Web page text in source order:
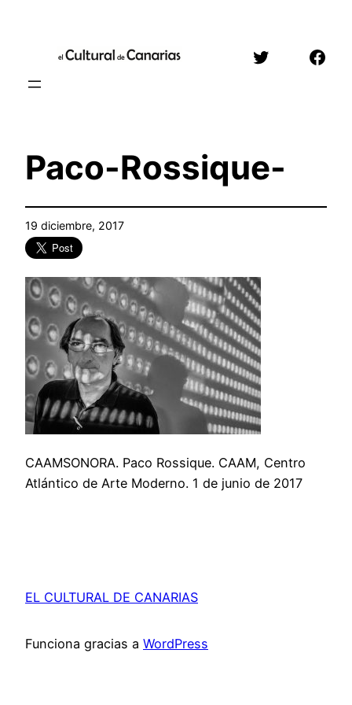
contenido
Twitter
Paco-Rossique-
19 diciembre, 2017
CAAMSONORA. Paco Rossique. CAAM, Centro
Atlántico de Arte Moderno. 1 de junio de 2017
EL CULTURAL DE CANARIAS
Funciona gracias a WordPress